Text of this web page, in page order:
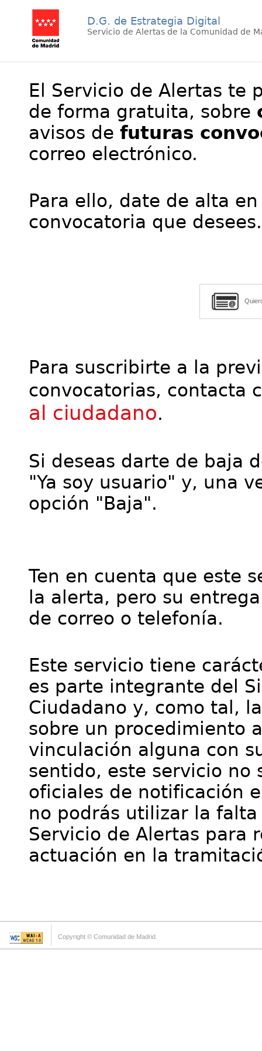
D.G. de Estrategia Digital
Servicio de Alertas de la Comunidad de
El Servicio de Alertas te
de forma gratuita, sobre
avisos de futuras
correo electrónico.
Para ello, date de alta
convocatoria que desees.
Para suscribirte a la
convocatorias, contacta
al ciudadano.
Si deseas darte de baja
"Ya soy usuario" y, una
opción "Baja".
Ten en cuenta que este
la alerta, pero su
de correo o telefonía.
Este servicio tiene
es parte integrante del
Ciudadano y, como tal,
sobre un procedimiento
vinculación alguna con
sentido, este servicio no
oficiales de notificación
no podrás utilizar la
Servicio de Alertas para
actuación en la
Copyright © Comunidad de Madrid.